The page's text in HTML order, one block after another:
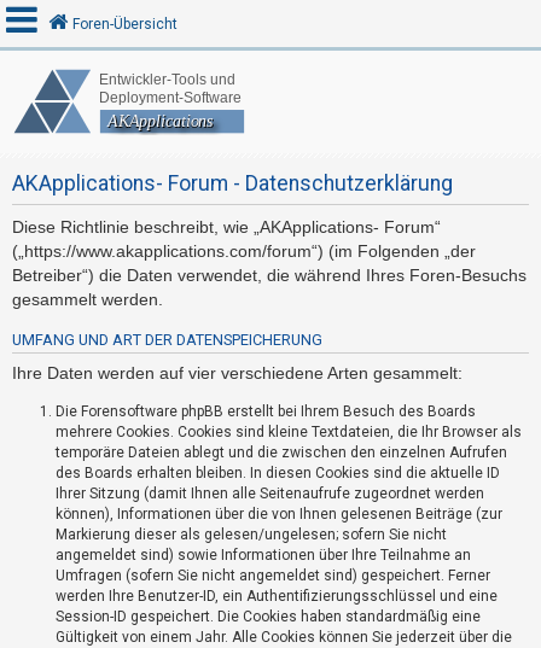
A
m
e
d
e
n
Foren-Übersicht
AKApplications- Forum - Datenschutzerklärung
Diese Richtlinie beschreibt, wie „AKApplications- Forum“
(„https://www.akapplications.com/forum“) (im Folgenden „der
Betreiber“) die Daten verwendet, die während Ihres Foren-Besuchs
gesammelt werden.
UMFANG UND ART DER DATENSPEICHERUNG
Ihre Daten werden auf vier verschiedene Arten gesammelt:
Die Forensoftware phpBB erstellt bei Ihrem Besuch des Boards
mehrere Cookies. Cookies sind kleine Textdateien, die Ihr Browser als
temporäre Dateien ablegt und die zwischen den einzelnen Aufrufen
des Boards erhalten bleiben. In diesen Cookies sind die aktuelle ID
Ihrer Sitzung (damit Ihnen alle Seitenaufrufe zugeordnet werden
können), Informationen über die von Ihnen gelesenen Beiträge (zur
Markierung dieser als gelesen/ungelesen; sofern Sie nicht
angemeldet sind) sowie Informationen über Ihre Teilnahme an
Umfragen (sofern Sie nicht angemeldet sind) gespeichert. Ferner
werden Ihre Benutzer-ID, ein Authentifizierungsschlüssel und eine
Session-ID gespeichert. Die Cookies haben standardmäßig eine
Gültigkeit von einem Jahr. Alle Cookies können Sie jederzeit über die